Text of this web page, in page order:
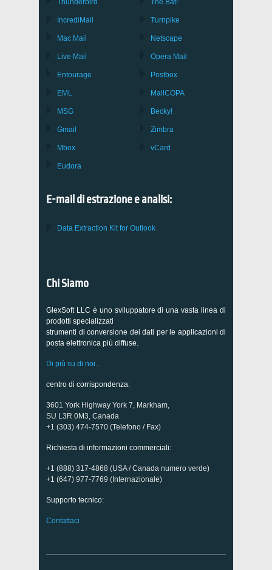
Thunderbird
IncrediMail
Mac Mail
Live Mail
Entourage
EML
MSG
Gmail
Mbox
Eudora
The Bat!
Turnpike
Netscape
Opera Mail
Postbox
MailCOPA
Becky!
Zimbra
vCard
E-mail di estrazione e analisi:
Data Extraction Kit for Outlook
Chi Siamo
GlexSoft LLC è uno sviluppatore di una vasta linea di
prodotti specializzati
strumenti di conversione dei dati per le applicazioni di
posta elettronica più diffuse.
Di più su di noi...
centro di corrispondenza:
3601 York Highway York 7, Markham,
SU L3R 0M3, Canada
+1 (303) 474-7570 (Telefono / Fax)
Richiesta di informazioni commerciali:
+1 (888) 317-4868 (USA / Canada numero verde)
+1 (647) 977-7769 (Internazionale)
Supporto tecnico:
Contattaci